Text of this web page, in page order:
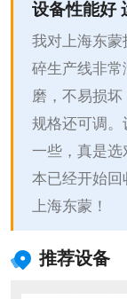
设备性能好
我对上海东
碎生产线非
磨，不易损
规格还可调
一些，真是
本已经开始
上海东蒙！
推荐设备